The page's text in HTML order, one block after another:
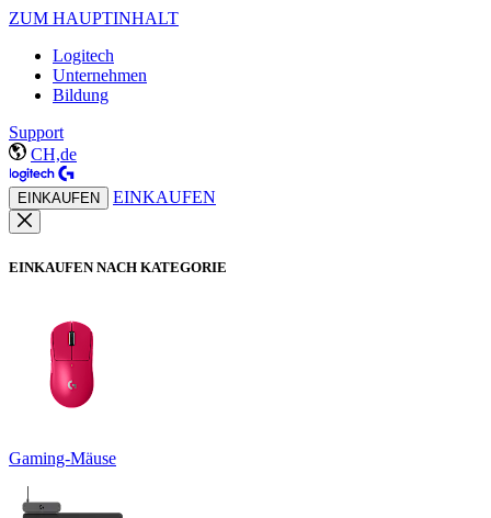
ZUM HAUPTINHALT
Logitech
Unternehmen
Bildung
Support
CH,de
EINKAUFEN EINKAUFEN
EINKAUFEN NACH KATEGORIE
Gaming-Mäuse